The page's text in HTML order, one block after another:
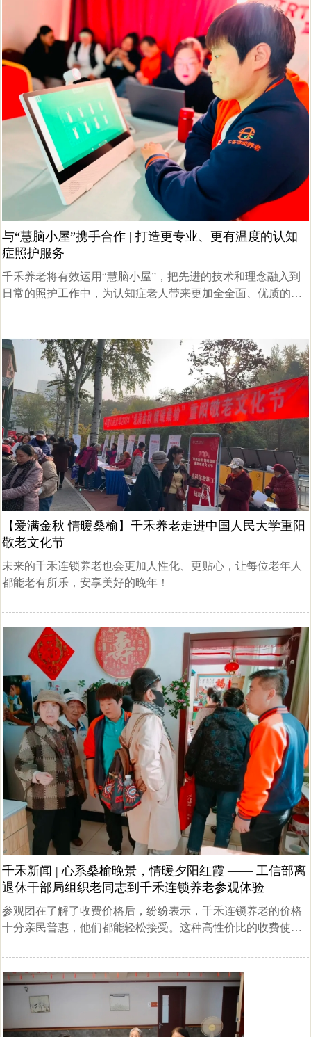
与“慧脑小屋”携手合作 | 打造更专业、更有温度的认知
症照护服务
千禾养老将有效运用“慧脑小屋”，把先进的技术和理念融入到
日常的照护工作中，为认知症老人带来更加全全面、优质的养
【爱满金秋 情暖桑榆】千禾养老走进中国人民大学重阳
敬老文化节
未来的千禾连锁养老也会更加人性化、更贴心，让每位老年人
都能老有所乐，安享美好的晚年！
千禾新闻 | 心系桑榆晚景，情暖夕阳红霞 —— 工信部离
退休干部局组织老同志到千禾连锁养老参观体验
参观团在了解了收费价格后，纷纷表示，千禾连锁养老的价格
十分亲民普惠，他们都能轻松接受。这种高性价比的收费使得
中安享养老生活。